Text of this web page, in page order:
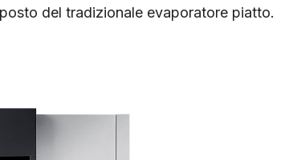
del tradizionale evaporatore piatto.